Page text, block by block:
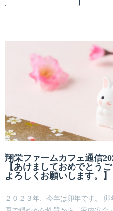
翔栄ファームカフェ通信
【あけましておめでとう
よろしくお願いします。】
２０２３年、今年は卯年です。